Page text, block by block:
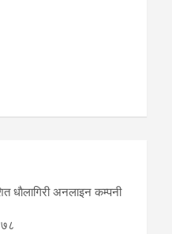
धाैलागिरी अनलाइन कम्पनी